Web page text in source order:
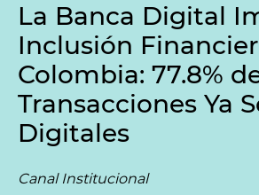
La Banca Digital
Inclusión
Colombia: 77.8%
Transacciones Ya
Digitales
Canal Institucional